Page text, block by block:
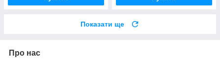
Показати ще
Про нас